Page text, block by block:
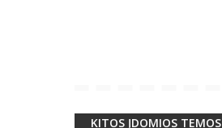
KITOS ĮDOMIOS TEMOS